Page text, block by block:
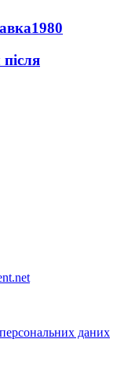
1980
персональних даних